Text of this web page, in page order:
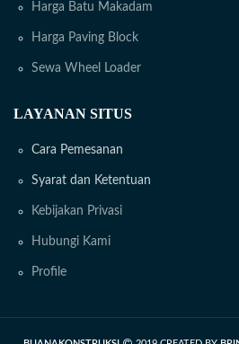
Harga Batu Makadam
Harga Paving Block
Sewa Wheel Loader
LAYANAN SITUS
Cara Pemesanan
Syarat dan Ketentuan
Kebijakan Privasi
Hubungi Kami
Profile